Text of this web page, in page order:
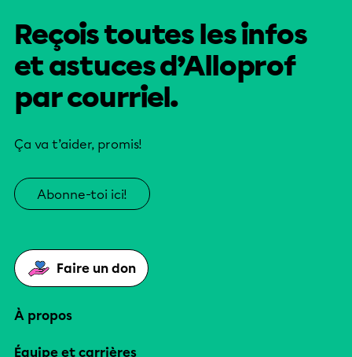
Reçois toutes les infos
et astuces d’Alloprof
par courriel.
Ça va t’aider, promis!
Abonne-toi ici!
Faire un don
À propos
Équipe et carrières